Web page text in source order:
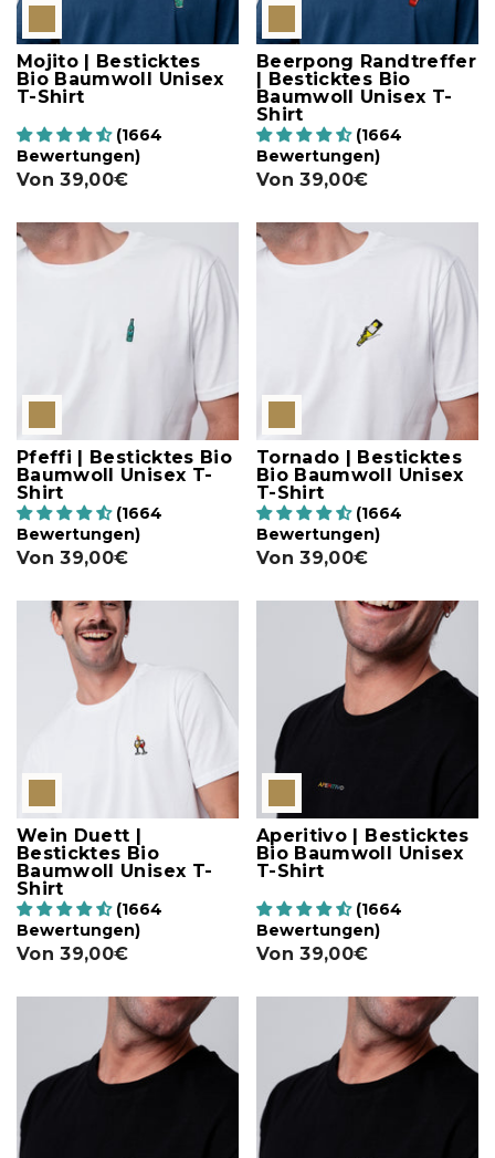
Mojito | Besticktes
Bio Baumwoll Unisex
T-Shirt
(1664
Bewertungen)
Von 39,00€
Beerpong Randtreffer
| Besticktes Bio
Baumwoll Unisex T-
Shirt
(1664
Bewertungen)
Von 39,00€
Pfeffi | Besticktes Bio
Baumwoll Unisex T-
Shirt
(1664
Bewertungen)
Von 39,00€
Tornado | Besticktes
Bio Baumwoll Unisex
T-Shirt
(1664
Bewertungen)
Von 39,00€
Wein Duett |
Besticktes Bio
Baumwoll Unisex T-
Shirt
(1664
Bewertungen)
Von 39,00€
Aperitivo | Besticktes
Bio Baumwoll Unisex
T-Shirt
(1664
Bewertungen)
Von 39,00€